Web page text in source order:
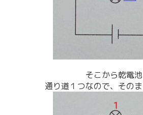
そこから乾電池
通り道１つなので、その